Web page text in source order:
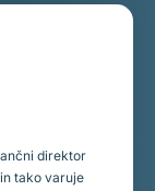
direktor
tako varuje